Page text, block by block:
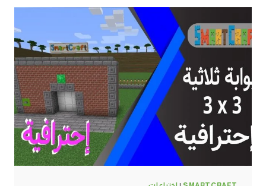
يتغير
الوانها
بشكل
رائع
ماين
كرافت
#SMARTCRAFT